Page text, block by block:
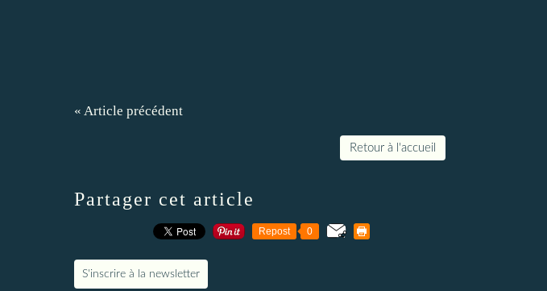
« Article précédent
Retour à l'accueil
Partager cet article
Repost 0
S'inscrire à la newsletter